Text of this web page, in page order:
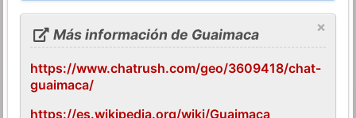
×
Más información de Guaimaca
https://www.chatrush.com/geo/3609418/chat-
guaimaca/
https://es.wikipedia.org/wiki/Guaimaca